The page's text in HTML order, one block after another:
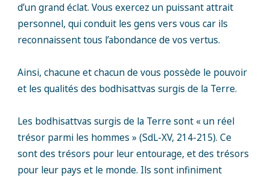
d’un grand éclat. Vous exercez un puissant attrait
personnel, qui conduit les gens vers vous car ils
reconnaissent tous l’abondance de vos vertus.
Ainsi, chacune et chacun de vous possède le pouvoir
et les qualités des bodhisattvas surgis de la Terre.
Les bodhisattvas surgis de la Terre sont « un réel
trésor parmi les hommes » (SdL-XV, 214-215). Ce
sont des trésors pour leur entourage, et des trésors
pour leur pays et le monde. Ils sont infiniment